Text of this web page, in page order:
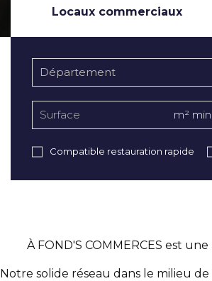
Locaux commerciaux
Département
m² min.
Compatible restauration rapide
À FOND'S COMMERCES est
Notre solide réseau dans le milieu